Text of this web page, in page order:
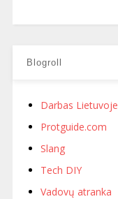
Blogroll
Darbas Lietuvoje
Protguide.com
Slang
Tech DIY
Vadovų atranka